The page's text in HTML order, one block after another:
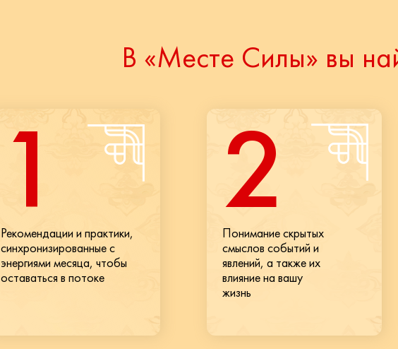
В «Месте Силы» вы
Рекомендации и практики,
синхронизированные с
энергиями месяца, чтобы
оставаться в потоке
1
Понимание скрытых
смыслов событий и
явлений, а также их
влияние на вашу
жизнь
2